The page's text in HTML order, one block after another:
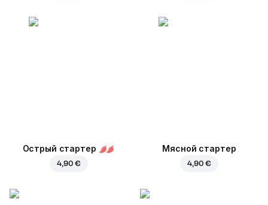
Острый стартер
4,90 €
Мясной стартер
4,90 €